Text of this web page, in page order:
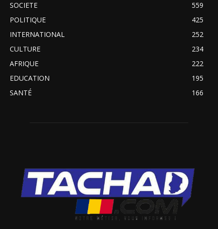
SOCIETE
559
POLITIQUE
425
INTERNATIONAL
252
CULTURE
234
AFRIQUE
222
EDUCATION
195
SANTÉ
166